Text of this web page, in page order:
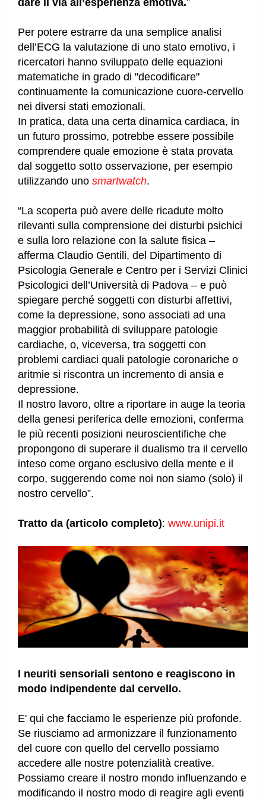
dare il via all’esperienza emotiva.”
Per potere estrarre da una semplice analisi
dell’ECG la valutazione di uno stato emotivo, i
ricercatori hanno sviluppato delle equazioni
matematiche in grado di "decodificare"
continuamente la comunicazione cuore-cervello
nei diversi stati emozionali.
In pratica, data una certa dinamica cardiaca, in
un futuro prossimo, potrebbe essere possibile
comprendere quale emozione è stata provata
dal soggetto sotto osservazione, per esempio
utilizzando uno smartwatch.
“La scoperta può avere delle ricadute molto
rilevanti sulla comprensione dei disturbi psichici
e sulla loro relazione con la salute fisica –
afferma Claudio Gentili, del Dipartimento di
Psicologia Generale e Centro per i Servizi Clinici
Psicologici dell’Università di Padova – e può
spiegare perché soggetti con disturbi affettivi,
come la depressione, sono associati ad una
maggior probabilità di sviluppare patologie
cardiache, o, viceversa, tra soggetti con
problemi cardiaci quali patologie coronariche o
aritmie si riscontra un incremento di ansia e
depressione.
Il nostro lavoro, oltre a riportare in auge la teoria
della genesi periferica delle emozioni, conferma
le più recenti posizioni neuroscientifiche che
propongono di superare il dualismo tra il cervello
inteso come organo esclusivo della mente e il
corpo, suggerendo come noi non siamo (solo) il
nostro cervello”.
Tratto da (articolo completo): www.unipi.it
I neuriti sensoriali sentono e reagiscono in
modo indipendente dal cervello.
E' qui che facciamo le esperienze più profonde.
Se riusciamo ad armonizzare il funzionamento
del cuore con quello del cervello possiamo
accedere alle nostre potenzialità creative.
Possiamo creare il nostro mondo influenzando e
modificando il nostro modo di reagire agli eventi